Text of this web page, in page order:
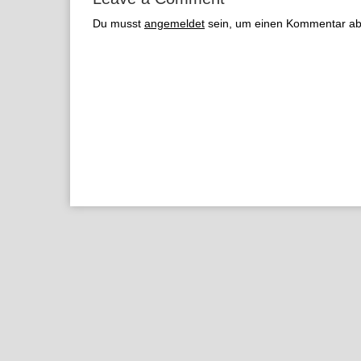
Du musst angemeldet sein, um einen Kommentar